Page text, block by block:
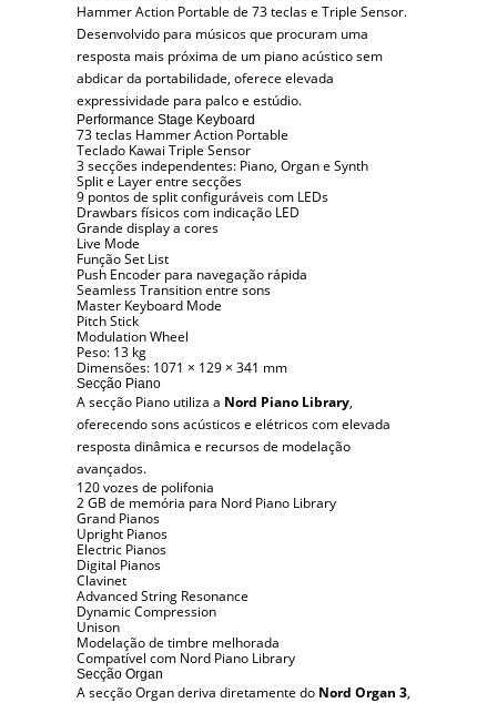
Hammer Action Portable de 73 teclas e Triple Sensor.
Desenvolvido para músicos que procuram uma
resposta mais próxima de um piano acústico sem
abdicar da portabilidade, oferece elevada
expressividade para palco e estúdio.
Performance Stage Keyboard
73 teclas Hammer Action Portable
Teclado Kawai Triple Sensor
3 secções independentes: Piano, Organ e Synth
Split e Layer entre secções
9 pontos de split configuráveis com LEDs
Drawbars físicos com indicação LED
Grande display a cores
Live Mode
Função Set List
Push Encoder para navegação rápida
Seamless Transition entre sons
Master Keyboard Mode
Pitch Stick
Modulation Wheel
Peso: 13 kg
Dimensões: 1071 × 129 × 341 mm
Secção Piano
A secção Piano utiliza a Nord Piano Library,
oferecendo sons acústicos e elétricos com elevada
resposta dinâmica e recursos de modelação
avançados.
120 vozes de polifonia
2 GB de memória para Nord Piano Library
Grand Pianos
Upright Pianos
Electric Pianos
Digital Pianos
Clavinet
Advanced String Resonance
Dynamic Compression
Unison
Modelação de timbre melhorada
Compatível com Nord Piano Library
Secção Organ
A secção Organ deriva diretamente do Nord Organ 3,